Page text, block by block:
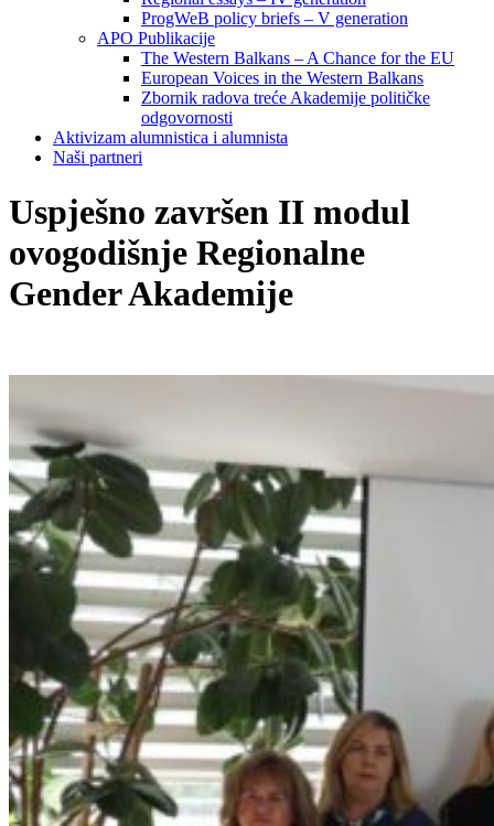
ProgWeB policy briefs – V generation
APO Publikacije
The Western Balkans – A Chance for the EU
European Voices in the Western Balkans
Zbornik radova treće Akademije političke
odgovornosti
Aktivizam alumnistica i alumnista
Naši partneri
Uspješno završen II modul
ovogodišnje Regionalne
Gender Akademije